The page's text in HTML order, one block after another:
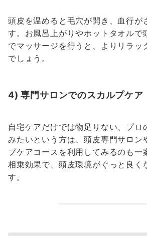
頭皮を温めると毛穴が開き、血行が
す。お風呂上がりやホットタオルで
でマッサージを行うと、よりリラッ
でしょう。
4) 専門サロンでのスカルプケア
自宅ケアだけでは物足りない、プロ
みたいという方は、頭皮専門サロン
プケアコースを利用してみるのも一
相乗効果で、頭皮環境がぐっと良く
す。